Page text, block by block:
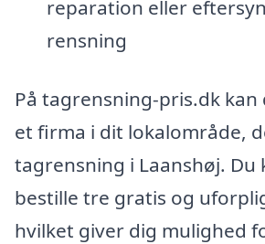
reparation eller
rensning
På tagrensning-pris.dk
et firma i dit lokalområde,
tagrensning i Laanshøj. Du
bestille tre gratis og
hvilket giver dig mulighed